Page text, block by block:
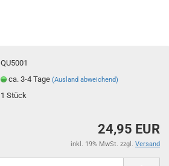
QU5001
ca. 3-4 Tage(Ausland abweichend)
1Stück
24,95 EUR
inkl. 19% MwSt. zzgl. Versand